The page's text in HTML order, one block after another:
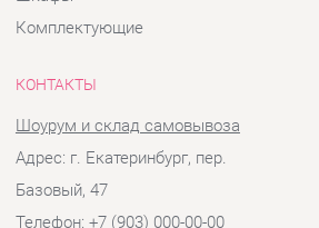
Часы работы:
Отправить сообщение